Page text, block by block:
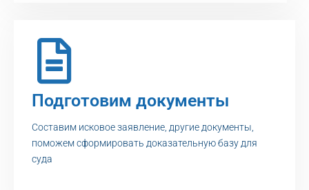
Подготовим документы
Составим исковое заявление, другие документы,
поможем сформировать доказательную базу для
суда